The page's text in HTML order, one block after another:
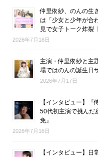
仲里依紗、のんの生
は「少女と少年が合
見で女子トーク炸裂
2026年7月18日
主演・仲里依紗と主
場ではのんの誕生日
2026年7月17日
【インタビュー】『
50代初主演で挑んだ
免』
2026年7月16日
【インタビュー】